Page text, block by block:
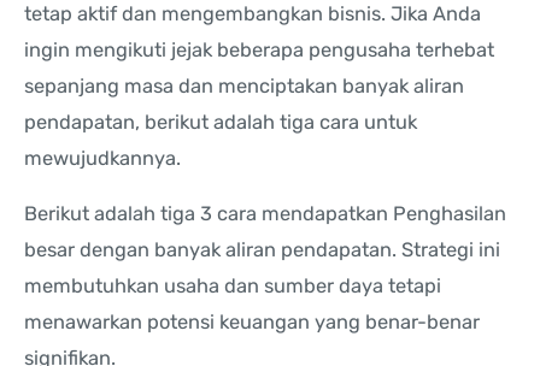
tetap aktif dan mengembangkan bisnis. Jika Anda
ingin mengikuti jejak beberapa pengusaha terhebat
sepanjang masa dan menciptakan banyak aliran
pendapatan, berikut adalah tiga cara untuk
mewujudkannya.
Berikut adalah tiga 3 cara mendapatkan Penghasilan
besar dengan banyak aliran pendapatan. Strategi ini
membutuhkan usaha dan sumber daya tetapi
menawarkan potensi keuangan yang benar-benar
signifikan.